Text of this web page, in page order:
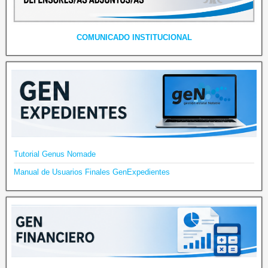
COMUNICADO INSTITUCIONAL
Tutorial Genus Nomade
Manual de Usuarios Finales GenExpedientes